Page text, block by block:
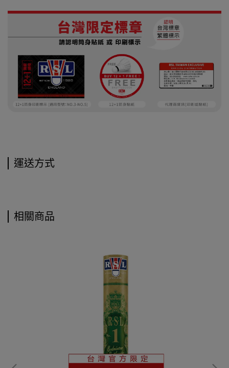
運送方式
相關商品